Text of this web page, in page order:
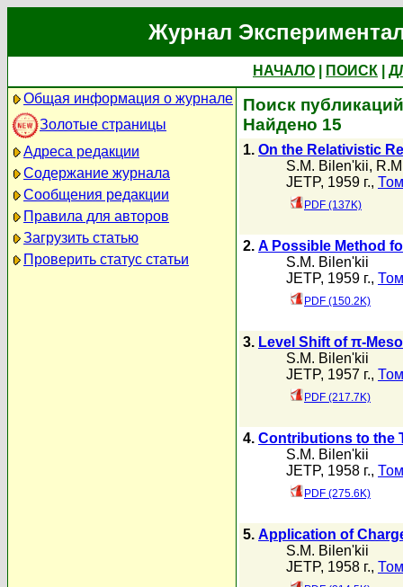
Журнал
НАЧАЛО ПОИСК
Общая информация о журнале
Золотые страницы
Адреса редакции
Содержание журнала
Сообщения редакции
Правила для авторов
Загрузить статью
Проверить статус статьи
Поиск
Найдено 15
1. On the Relativistic
S.M. Bilen'kii,
JETP, 1959 г.,
PDF (137K)
2. A Possible Method
S.M. Bilen'kii
JETP, 1959 г.,
PDF (150.2K)
3. Level Shift of π-
S.M. Bilen'kii
JETP, 1957 г.,
PDF (217.7K)
4. Contributions to the
S.M. Bilen'kii
JETP, 1958 г.,
PDF (275.6K)
5. Application of
S.M. Bilen'kii
JETP, 1958 г.,